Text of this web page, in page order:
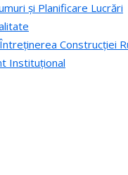
și Planificare Lucrări
Construcției
Instituțional